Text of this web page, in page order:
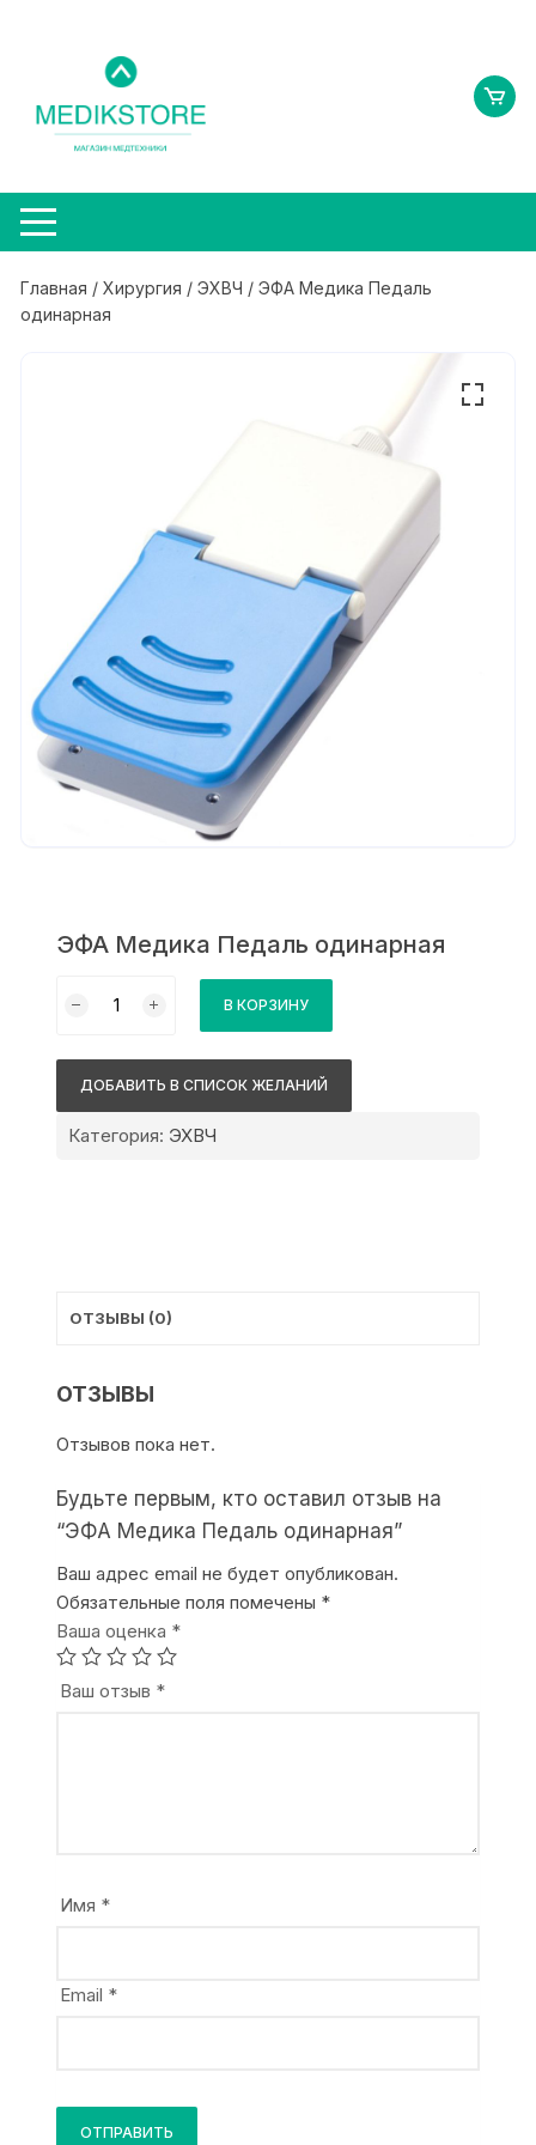
содержимому
Главная /Хирургия /ЭХВЧ / ЭФА Медика Педаль
одинарная
ЭФА Медика Педаль одинарная
товара
одинарная
В КОРЗИНУ
ДОБАВИТЬ В СПИСОК ЖЕЛАНИЙ
Категория: ЭХВЧ
ОТЗЫВЫ (0)
ОТЗЫВЫ
Отзывов пока нет.
Будьте первым, кто оставил отзыв на
“ЭФА Медика Педаль одинарная”
Ваш адрес email не будет опубликован.
Обязательные поля помечены *
Ваша оценка *
Ваш отзыв *
Имя *
Email *